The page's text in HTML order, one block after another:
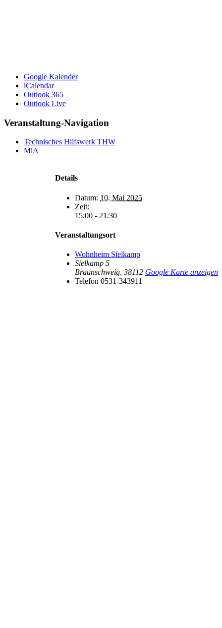
Google Kalender
iCalendar
Outlook 365
Outlook Live
Veranstaltung-Navigation
Technisches Hilfswerk THW
MiA
Details
Datum: 10. Mai 2025
Zeit:
15:00 - 21:30
Veranstaltungsort
Wohnheim Sielkamp
Sielkamp 5
Braunschweig 38112 Google Karte anzeigen
Telefon 0531-343911